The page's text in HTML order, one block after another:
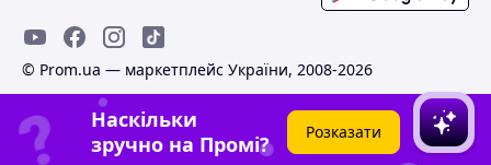
© Prom.ua — маркетплейс України, 2008-2026
Наскільки
зручно на Промі?
Розказати